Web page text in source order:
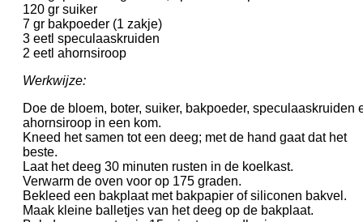
120 gr suiker
7 gr bakpoeder (1 zakje)
3 eetl speculaaskruiden
2 eetl ahornsiroop
Werkwijze:
Doe de bloem, boter, suiker, bakpoeder, speculaaskruiden
ahornsiroop in een kom.
Kneed het samen tot een deeg; met de hand gaat dat het
beste.
Laat het deeg 30 minuten rusten in de koelkast.
Verwarm de oven voor op 175 graden.
Bekleed een bakplaat met bakpapier of siliconen bakvel.
Maak kleine balletjes van het deeg op de bakplaat.